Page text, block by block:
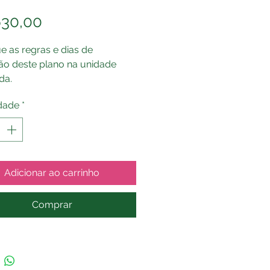
as regras e dias de
deste plano na unidade
de agendamento prévio.
*
Adicionar ao carrinho
Comprar